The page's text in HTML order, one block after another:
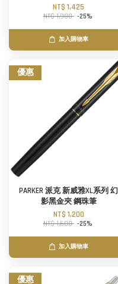
NT$ 1,425
NT$ 1,900 -25%
加入購物車
優惠
PARKER 派克 新威雅XL系列 幻
影黑金夾 鋼珠筆
NT$ 1,200
NT$ 1,600 -25%
加入購物車
優惠